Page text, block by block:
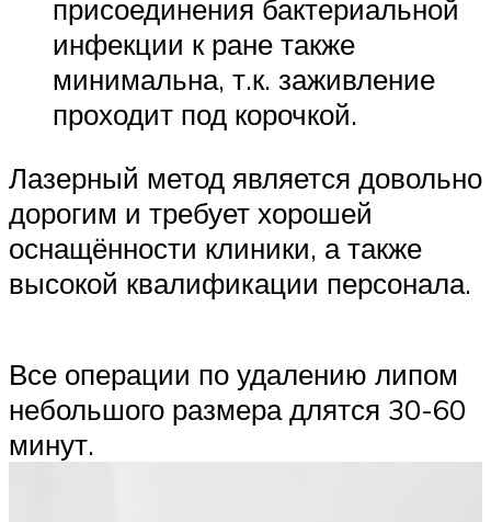
присоединения бактериальной
инфекции к ране также
минимальна, т.к. заживление
проходит под корочкой.
Лазерный метод является довольно
дорогим и требует хорошей
оснащённости клиники, а также
высокой квалификации персонала.
Все операции по удалению липом
небольшого размера длятся 30-60
минут.